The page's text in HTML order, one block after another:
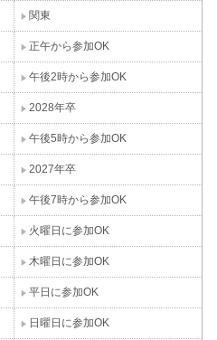
関東
正午から参加OK
午後2時から参加OK
2028年卒
午後5時から参加OK
2027年卒
午後7時から参加OK
火曜日に参加OK
木曜日に参加OK
平日に参加OK
日曜日に参加OK